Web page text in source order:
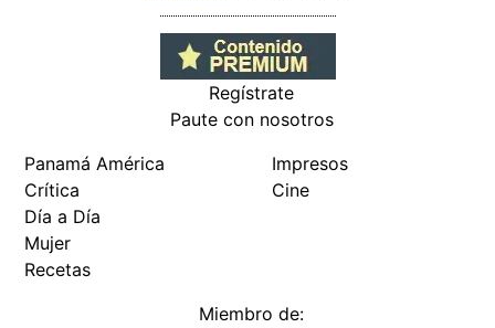
Regístrate
Paute con nosotros
Panamá América
Crítica
Día a Día
Mujer
Recetas
Impresos
Cine
Miembro de: